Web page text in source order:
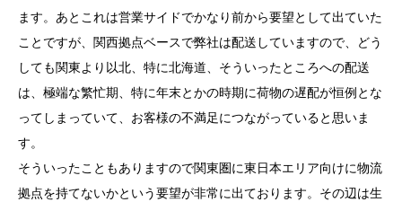
ます。あとこれは営業サイドでかなり前から要望として出ていた
ことですが、関西拠点ベースで弊社は配送していますので、どう
しても関東より以北、特に北海道、そういったところへの配送
は、極端な繁忙期、特に年末とかの時期に荷物の遅配が恒例とな
ってしまっていて、お客様の不満足につながっていると思いま
す。
そういったこともありますので関東圏に東日本エリア向けに物流
拠点を持てないかという要望が非常に出ております。その辺は生